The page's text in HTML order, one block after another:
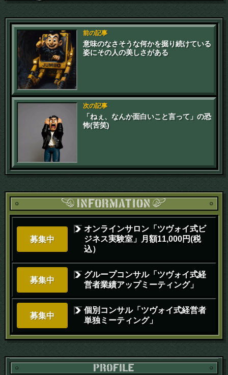
前の記事
意味のなさそうな何かを掘り続けている
姿にその人の美しさがある
次の記事
「ねぇ、なんか面白いこと言って」の恐
怖(苦笑)
募集中
オンラインサロン「ツヴォイ式ビ
ジネス実験室」月額11,000円(税
込）
募集中
グループコンサル「ツヴォイ式経
営者業績アップミーティング」
募集中
個別コンサル「ツヴォイ式経営者
単独ミーティング」